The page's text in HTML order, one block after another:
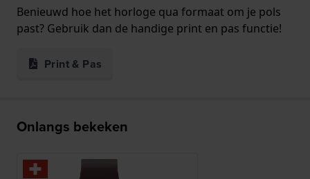
Benieuwd hoe het horloge qua formaat om je pols
past? Gebruik dan de handige print en pas functie!
Print & Pas
Onlangs bekeken